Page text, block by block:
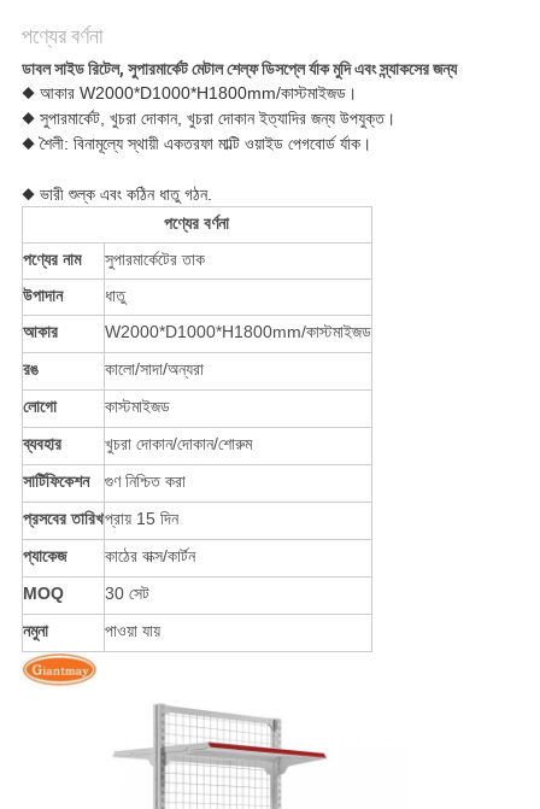
পণ্যের বর্ণনা
ডাবল সাইড রিটেল, সুপারমার্কেট মেটাল শেল্ফ ডিসপ্লে র্যাক মুদি এবং স্ন্যাকসের জন্য
◆ আকার W2000*D1000*H1800mm/কাস্টমাইজড।
◆ সুপারমার্কেট, খুচরা দোকান, খুচরা দোকান ইত্যাদির জন্য উপযুক্ত।
◆ শৈলী: বিনামূল্যে স্থায়ী একতরফা মাল্টি ওয়াইড পেগবোর্ড র্যাক।
◆ ভারী শুল্ক এবং কঠিন ধাতু গঠন.
পণ্যের বর্ণনা
পণ্যের নাম
সুপারমার্কেটের তাক
উপাদান
ধাতু
আকার
W2000*D1000*H1800mm/কাস্টমাইজড
রঙ
কালো/সাদা/অন্যরা
লোগো
কাস্টমাইজড
ব্যবহার
খুচরা দোকান/দোকান/শোরুম
সার্টিফিকেশন
গুণ নিশ্চিত করা
প্রসবের তারিখপ্রায় 15 দিন
প্যাকেজ
কাঠের বাক্স/কার্টন
MOQ
30 সেট
নমুনা
পাওয়া যায়